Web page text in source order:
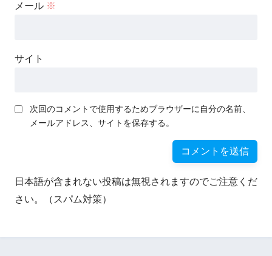
メール ※
サイト
次回のコメントで使用するためブラウザーに自分の名前、
メールアドレス、サイトを保存する。
日本語が含まれない投稿は無視されますのでご注意くだ
さい。（スパム対策）